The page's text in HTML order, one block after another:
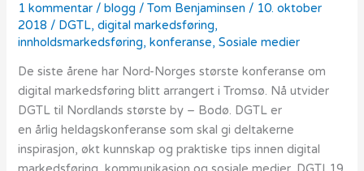
1 kommentar /blogg /Tom Benjaminsen / 10. oktober
2018 / DGTL,digital markedsføring,
innholdsmarkedsføring,konferanse,Sosiale medier
De siste årene har Nord-Norges største konferanse om
digital markedsføring blitt arrangert i Tromsø. Nå utvider
DGTL til Nordlands største by – Bodø. DGTL er
en årlig heldagskonferanse som skal gi deltakerne
inspirasjon, økt kunnskap og praktiske tips innen digital